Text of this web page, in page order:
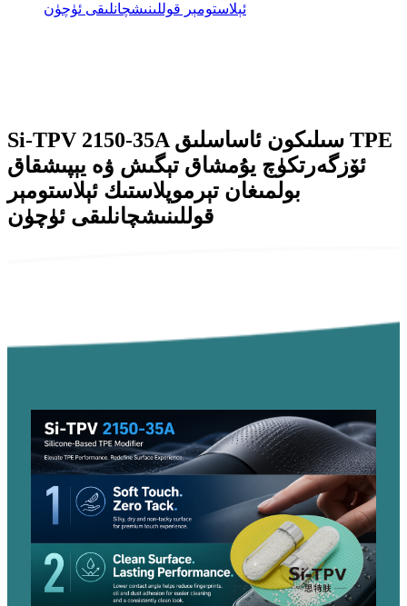
ئېلاستومېر قوللىنىشچانلىقى ئۈچۈن
Si-TPV 2150-35A سىلىكون ئاساسلىق TPE
ئۆزگەرتكۈچ يۇمشاق تېگىش ۋە يېپىشقاق
بولمىغان تېرموپلاستىك ئېلاستومېر
قوللىنىشچانلىقى ئۈچۈن